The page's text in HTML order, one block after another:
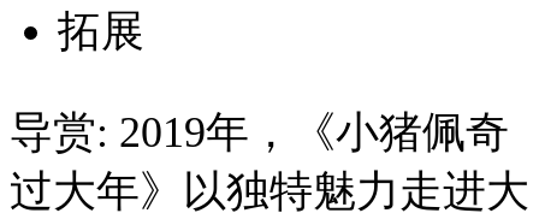
拓展
导赏: 2019年，《小猪佩奇
过大年》以独特魅力走进大